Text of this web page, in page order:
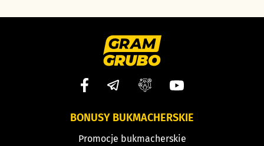
BONUSY BUKMACHERSKIE
Promocje bukmacherskie